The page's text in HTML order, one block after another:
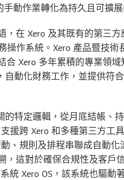
動作業轉化為持久且可擴
，在 Xero 及其既有的第三
作系統。Xero 產品暨技術
合 Xero 多年累積的專業領域
動化財務工作，並提供符
特定邏輯，從月底結帳、
援跨 Xero 和多種第三方工
、規則及排程串聯成自動化
，這對於確保合規性及客戶
統 Xero OS，該系統也驅動